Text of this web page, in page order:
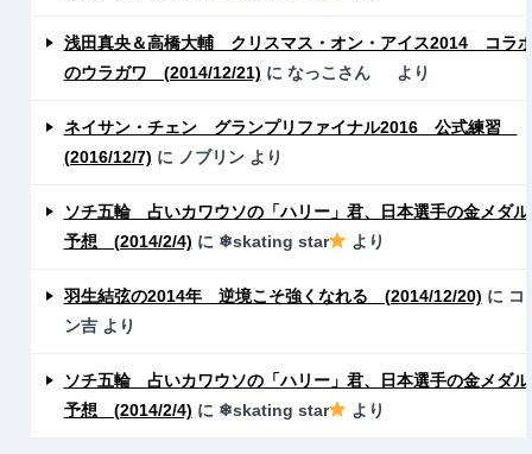
浅田真央＆高橋大輔 クリスマス・オン・アイス2014 コラ
のウラガワ (2014/12/21) に なっこさん より
ネイサン・チェン グランプリファイナル2016 公式練習
(2016/12/7) に ノブリンより
ソチ五輪 占いカワウソの「ハリー」君、日本選手の金メダル
予想 (2014/2/4) に ❄skating star より
羽生結弦の2014年 逆境こそ強くなれる (2014/12/20) に コ
ン吉より
ソチ五輪 占いカワウソの「ハリー」君、日本選手の金メダル
予想 (2014/2/4) に ❄skating star より